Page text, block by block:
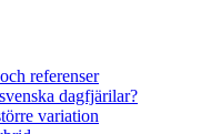
referenser
dagfjärilar?
variation